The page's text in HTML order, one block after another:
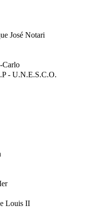
José Notari
Carlo
- U.N.E.S.C.O.
Louis II